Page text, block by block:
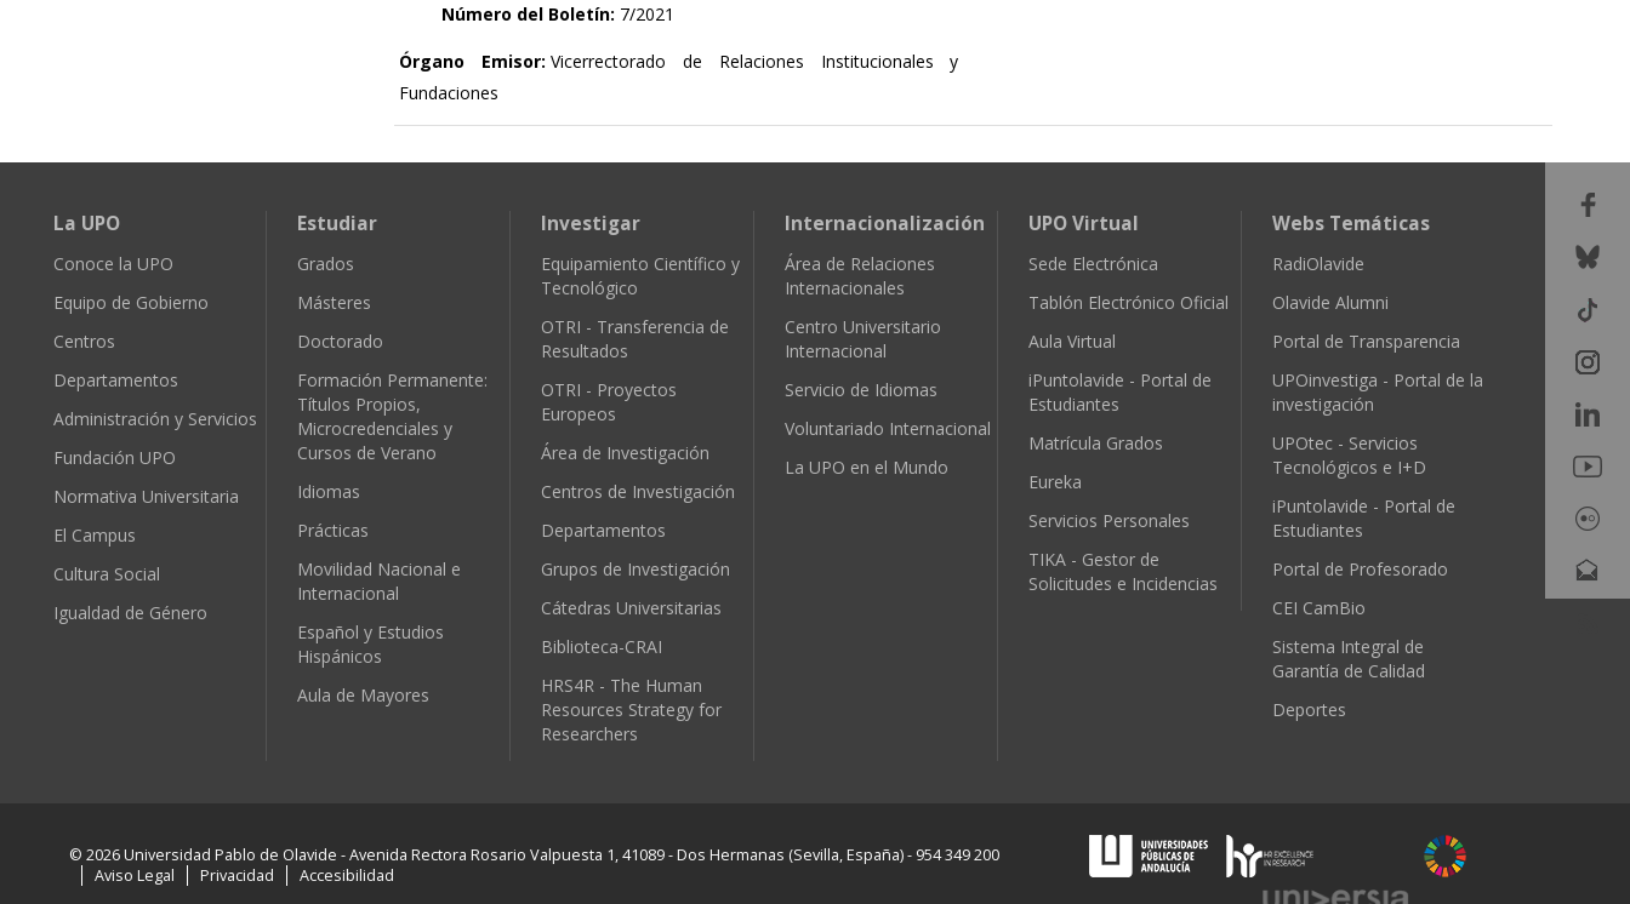
Número del Boletín: 7/2021
Órgano Emisor: Vicerrectorado de Relaciones Institucionales y
Fundaciones
La UPO
Conoce la UPO
Equipo de Gobierno
Centros
Departamentos
Administración y Servicios
Fundación UPO
Normativa Universitaria
El Campus
Cultura Social
Igualdad de Género
Estudiar
Grados
Másteres
Doctorado
Formación Permanente:
Títulos Propios,
Microcredenciales y
Cursos de Verano
Idiomas
Prácticas
Movilidad Nacional e
Internacional
Español y Estudios
Hispánicos
Aula de Mayores
Investigar
Equipamiento Científico y
Tecnológico
OTRI - Transferencia de
Resultados
OTRI - Proyectos
Europeos
Área de Investigación
Centros de Investigación
Departamentos
Grupos de Investigación
Cátedras Universitarias
Biblioteca-CRAI
HRS4R - The Human
Resources Strategy for
Researchers
Internacionalización
Área de Relaciones
Internacionales
Centro Universitario
Internacional
Servicio de Idiomas
Voluntariado Internacional
La UPO en el Mundo
UPO Virtual
Sede Electrónica
Tablón Electrónico Oficial
Aula Virtual
iPuntolavide - Portal de
Estudiantes
Matrícula Grados
Eureka
Servicios Personales
TIKA - Gestor de
Solicitudes e Incidencias
Webs Temáticas
RadiOlavide
Olavide Alumni
Portal de Transparencia
UPOinvestiga - Portal de la
investigación
UPOtec - Servicios
Tecnológicos e I+D
iPuntolavide - Portal de
Estudiantes
Portal de Profesorado
CEI CamBio
Sistema Integral de
Garantía de Calidad
Deportes
© 2026 Universidad Pablo de Olavide - Avenida Rectora Rosario Valpuesta 1, 41089 - Dos Hermanas (Sevilla, España) - 954 349 200
Aviso Legal
Privacidad Accesibilidad